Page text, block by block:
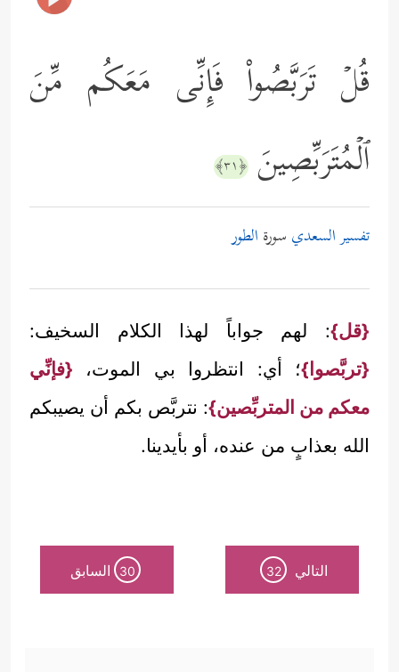
قُلۡ تَرَبَّصُواْ فَإِنِّی مَعَكُم مِّنَ
ٱلۡمُتَرَبِّصِینَ ﴿٣١﴾
تفسير السعدي سورة الطور
{قل}: لهم جواباً لهذا الكلام السخيف:
{تربَّصوا}؛ أي: انتظروا بي الموت، {فإنِّي
معكم من المتربِّصين}: نتربَّص بكم أن يصيبكم
الله بعذابٍ من عنده، أو بأيدينا.
التالي 32
30 السابق